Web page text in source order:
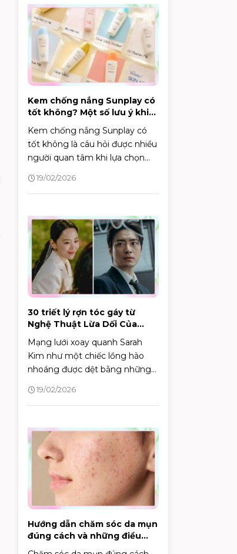
đúng cách và hiệu quả?
Kem chống nắng Sunplay có
tốt không? Một số lưu ý khi
lựa chọn kem chống nắng
Kem chống nắng Sunplay có
tốt không là câu hỏi được nhiều
người quan tâm khi lựa chọn
sản phẩm bảo vệ da. Bài viết
này sẽ đánh giá chi tiết thành
nắng Sunplay, giúp bạn đưa ra
quyết định phù hợp với làn da
của mình.
19/02/2026
30 triết lý rợn tóc gáy từ
Nghệ Thuật Lừa Dối Của
Mạng lưới xoay quanh Sarah
Kim như một chiếc lồng hào
nhoáng được dệt bằng những
lời dối trá.
19/02/2026
Hướng dẫn chăm sóc da mụn
đúng cách và những điều